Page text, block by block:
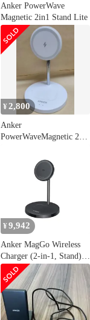
Anker PowerWave
Magnetic 2in1 Stand Lite
¥ 2,800
Anker
PowerWaveMagnetic 2-
¥ 9,942
Anker MagGo Wireless
Charger (2-in-1, Stand)
Qi2対応 マグネット式
2-in-1 ワイヤレス充電
ステーション/ワイヤレ
ス出力 MagSafe対応
iPhone 15 / 14 / 13 ブラ